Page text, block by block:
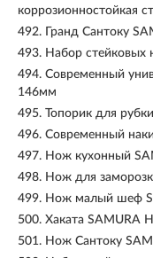
коррозионностойкая
492.
Гранд Сантоку
493. Набор стейковых
494. Современный
146мм
495. Топорик для
496. Современный
497. Нож кухонный
498. Нож для
499. Нож малый шеф
500. Хаката SAMURA
501. Нож Сантоку